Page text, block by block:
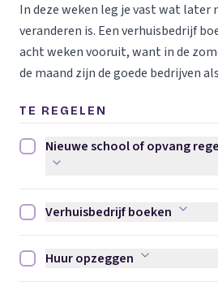
In deze weken leg je vast wat later
veranderen is. Een verhuisbedrijf
acht weken vooruit, want in de
de maand zijn de goede bedrijven
TE REGELEN
Nieuwe school of opvang regelen
Nieuwe school of opvang
Verhuisbedrijf boeken afvinken
Verhuisbedrijf boeken
Huur opzeggen afvinken
Huur opzeggen